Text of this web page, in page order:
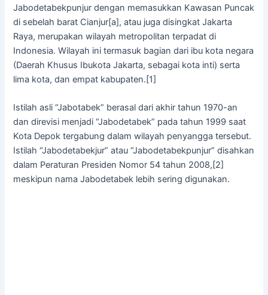
Jabodetabekpunjur dengan memasukkan Kawasan Puncak
di sebelah barat Cianjur[a], atau juga disingkat Jakarta
Raya, merupakan wilayah metropolitan terpadat di
Indonesia. Wilayah ini termasuk bagian dari ibu kota negara
(Daerah Khusus Ibukota Jakarta, sebagai kota inti) serta
lima kota, dan empat kabupaten.[1]
Istilah asli “Jabotabek” berasal dari akhir tahun 1970-an
dan direvisi menjadi “Jabodetabek” pada tahun 1999 saat
Kota Depok tergabung dalam wilayah penyangga tersebut.
Istilah “Jabodetabekjur” atau “Jabodetabekpunjur” disahkan
dalam Peraturan Presiden Nomor 54 tahun 2008,[2]
meskipun nama Jabodetabek lebih sering digunakan.